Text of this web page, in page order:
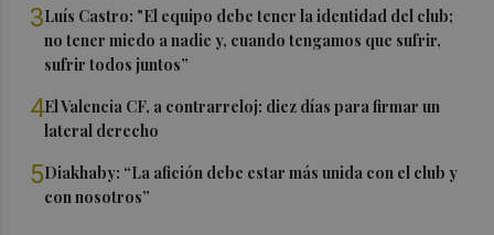
3Luís Castro: "El equipo debe tener la identidad del club;
no tener miedo a nadie y, cuando tengamos que sufrir,
sufrir todos juntos”
4El Valencia CF, a contrarreloj: diez días para firmar un
lateral derecho
5Diakhaby: “La afición debe estar más unida con el club y
con nosotros”